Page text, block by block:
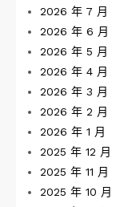
2026 年 7 月
2026 年 6 月
2026 年 5 月
2026 年 4 月
2026 年 3 月
2026 年 2 月
2026 年 1 月
2025 年 12 月
2025 年 11 月
2025 年 10 月